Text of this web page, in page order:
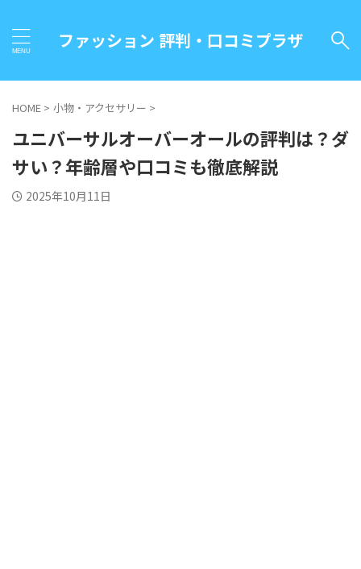
ファッション 評判・口コミプラザ
HOME > 小物・アクセサリー >
ユニバーサルオーバーオールの評判は？ダ
サい？年齢層や口コミも徹底解説
2025年10月11日